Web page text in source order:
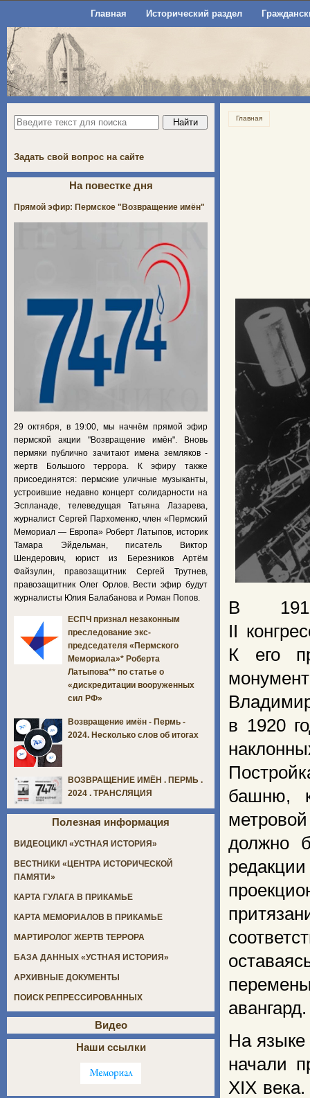
Главная Исторический раздел
Главная
В
II
К его
в 1920
башню,
должно
авангард.
На языке
начали
XIX
Задать свой вопрос на сайте
На повестке дня
Прямой эфир: Пермское "Возвращение имён"
29 октября, в 19:00, мы начнём прямой эфир
пермской акции "Возвращение имён". Вновь
пермяки публично зачитают имена земляков -
жертв Большого террора. К эфиру также
присоединятся: пермские уличные музыканты,
устроившие недавно концерт солидарности на
Эспланаде, телеведущая Татьяна Лазарева,
журналист Сергей Пархоменко, член «Пермский
Мемориал — Европа» Роберт Латыпов, историк
Тамара Эйдельман, писатель Виктор
Шендерович, юрист из Березников Артём
Файзулин, правозащитник Сергей Трутнев,
правозащитник Олег Орлов. Вести эфир будут
журналисты Юлия Балабанова и Роман Попов.
ЕСПЧ признал незаконным
преследование экс-
председателя «Пермского
Мемориала»* Роберта
Латыпова** по статье о
«дискредитации вооруженных
сил РФ»
Возвращение имён - Пермь -
2024. Несколько слов об итогах
ВОЗВРАЩЕНИЕ ИМЁН . ПЕРМЬ .
2024 . ТРАНСЛЯЦИЯ
Полезная информация
ВИДЕОЦИКЛ «УСТНАЯ ИСТОРИЯ»
ВЕСТНИКИ «ЦЕНТРА ИСТОРИЧЕСКОЙ
ПАМЯТИ»
КАРТА ГУЛАГА В ПРИКАМЬЕ
КАРТА МЕМОРИАЛОВ В ПРИКАМЬЕ
МАРТИРОЛОГ ЖЕРТВ ТЕРРОРА
БАЗА ДАННЫХ «УСТНАЯ ИСТОРИЯ»
АРХИВНЫЕ ДОКУМЕНТЫ
ПОИСК РЕПРЕССИРОВАННЫХ
Видео
Наши ссылки